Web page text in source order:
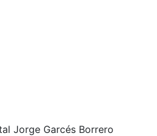
Jorge Garcés Borrero